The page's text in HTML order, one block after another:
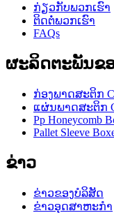
ກ່ຽວ​ກັບ​ພວກ​ເຮົາ
ຕິດ​ຕໍ່​ພວກ​ເຮົາ
FAQs
ຜະລິດຕະພັນຂ
ກ່ອງພາດສະຕິກ
ແຜ່ນພາດສະຕິກ
Pp Honeycomb
Pallet Sleeve
ຂ່າວ
ຂ່າວຂອງບໍລິສັດ
ຂ່າວອຸດສາຫະກໍາ